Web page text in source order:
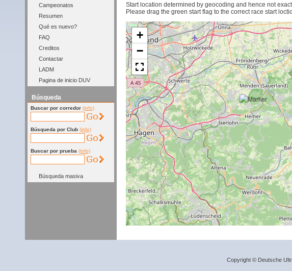
Campeonatos
Resumen
Qué es nuevo?
FAQ
Creditos
Contactar
LADM
Pagina de inicio DUV
Búsqueda
Buscar por corredor (info)
Búsqueda por Club (info)
Buscar por prueba (info)
Búsqueda masiva
Start location determined by geocoding and hence not exact.
Please drag the green start flag to the correct race start
+
−
Copyright © Deutsche